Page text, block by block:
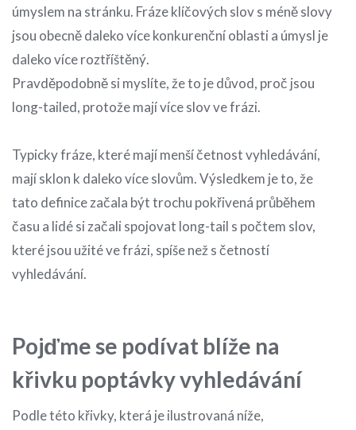
úmyslem na stránku. Fráze klíčových slov s méně slovy
jsou obecně daleko více konkurenční oblasti a úmysl je
daleko více roztříštěný.
Pravděpodobně si myslíte, že to je důvod, proč jsou
long-tailed, protože mají více slov ve frázi.
Typicky fráze, které mají menší četnost vyhledávání,
mají sklon k daleko více slovům. Výsledkem je to, že
tato definice začala být trochu pokřivená průběhem
času a lidé si začali spojovat long-tail s počtem slov,
které jsou užité ve frázi, spíše než s četností
vyhledávání.
Pojďme se podívat blíže na
křivku poptávky vyhledávání
Podle této křivky, která je ilustrovaná níže,